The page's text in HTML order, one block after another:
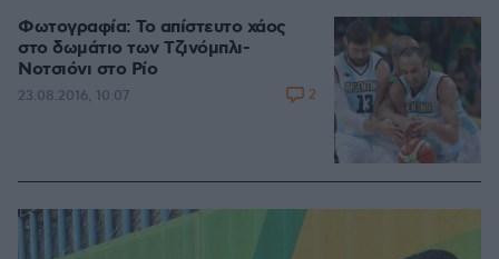
Φωτογραφία: Το απίστευτο χάος
στο δωμάτιο των Τζινόμπλι-
Νοτσιόνι στο Ρίο
23.08.2016, 10:07 2